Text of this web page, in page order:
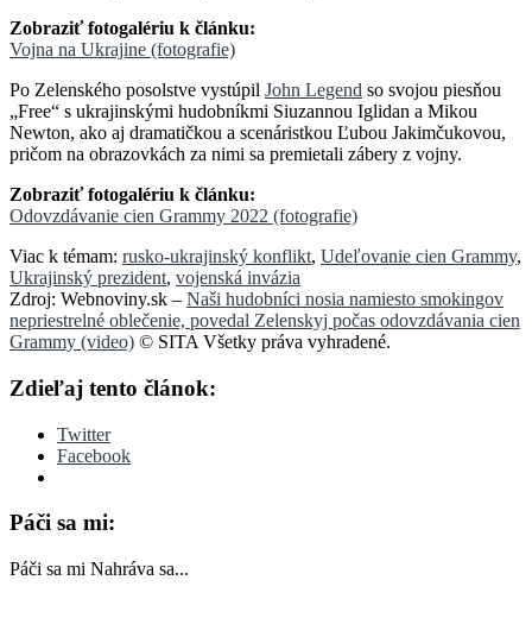
Zobraziť fotogalériu k článku:
Vojna na Ukrajine (fotografie)
Po Zelenského posolstve vystúpil John Legend so svojou piesňou
„Free“ s ukrajinskými hudobníkmi Siuzannou Iglidan a Mikou
Newton, ako aj dramatičkou a scenáristkou Ľubou Jakimčukovou,
pričom na obrazovkách za nimi sa premietali zábery z vojny.
Zobraziť fotogalériu k článku:
Odovzdávanie cien Grammy 2022 (fotografie)
Viac k témam: rusko-ukrajinský konflikt, Udeľovanie cien Grammy,
Ukrajinský prezident, vojenská invázia
Zdroj: Webnoviny.sk – Naši hudobníci nosia namiesto smokingov
nepriestrelné oblečenie, povedal Zelenskyj počas odovzdávania cien
Grammy (video) © SITA Všetky práva vyhradené.
Zdieľaj tento článok:
Twitter
Facebook
Páči sa mi:
Páči sa mi Nahráva sa...